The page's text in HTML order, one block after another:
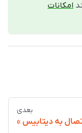
امکانات
بعدی
به دیتابیس